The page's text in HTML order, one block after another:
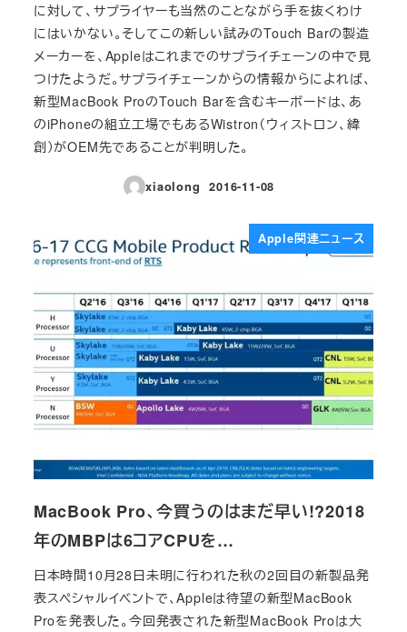
に対して、サプライヤーも当然のことながら手を抜くわけ
にはいかない。そしてこの新しい試みのTouch Barの製造
メーカーを、Appleはこれまでのサプライチェーンの中で見
つけたようだ。サプライチェーンからの情報からによれば、
新型MacBook ProのTouch Barを含むキーボードは、あ
のiPhoneの組立工場でもあるWistron（ウィストロン、緯
創）がOEM先であることが判明した。
xiaolong
投稿日
2016-11-08
Apple関連ニュース
MacBook Pro、今買うのはまだ早い!?2018
年のMBPは6コアCPUを…
日本時間10月28日未明に行われた秋の2回目の新製品発
表スペシャルイベントで、Appleは待望の新型MacBook
Proを発表した。今回発表された新型MacBook Proは大